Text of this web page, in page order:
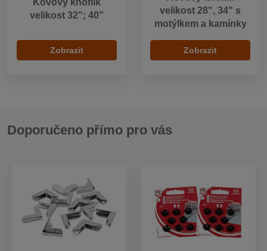
velikost 32"; 40"
Zobrazit
velikost 28", 34" s
motýlkem a kamínky
Zobrazit
Doporučeno přímo pro vás